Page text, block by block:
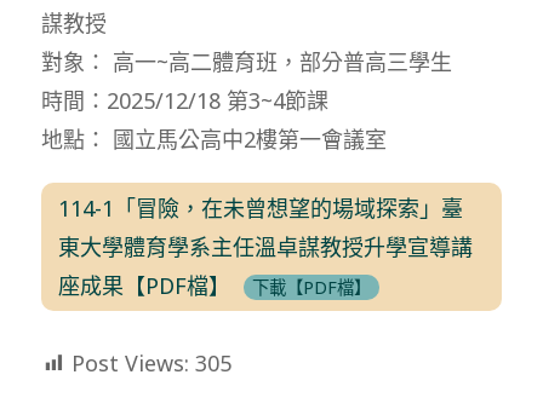
謀教授
對象： 高一~高二體育班，部分普高三學生
時間：2025/12/18 第3~4節課
地點： 國立馬公高中2樓第一會議室
114-1「冒險，在未曾想望的場域探索」臺
東大學體育學系主任溫卓謀教授升學宣導講
座成果【PDF檔】
下載【PDF檔】
Post Views: 305